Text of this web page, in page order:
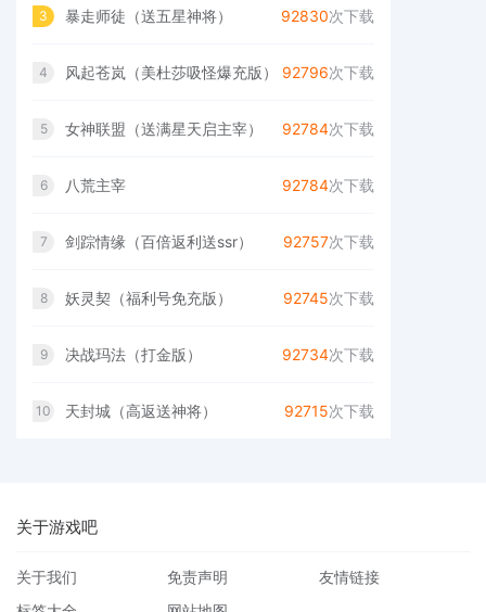
3 暴走师徒（送五星神将） 92830次下载
4 风起苍岚（美杜莎吸怪爆充版） 92796次下载
5 女神联盟（送满星天启主宰） 92784次下载
6 八荒主宰 92784次下载
7 剑踪情缘（百倍返利送ssr） 92757次下载
8 妖灵契（福利号免充版） 92745次下载
9 决战玛法（打金版） 92734次下载
10 天封城（高返送神将） 92715次下载
关于游戏吧
关于我们 免责声明
友情链接